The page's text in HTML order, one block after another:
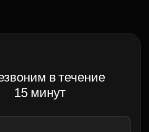
в течение
15 минут